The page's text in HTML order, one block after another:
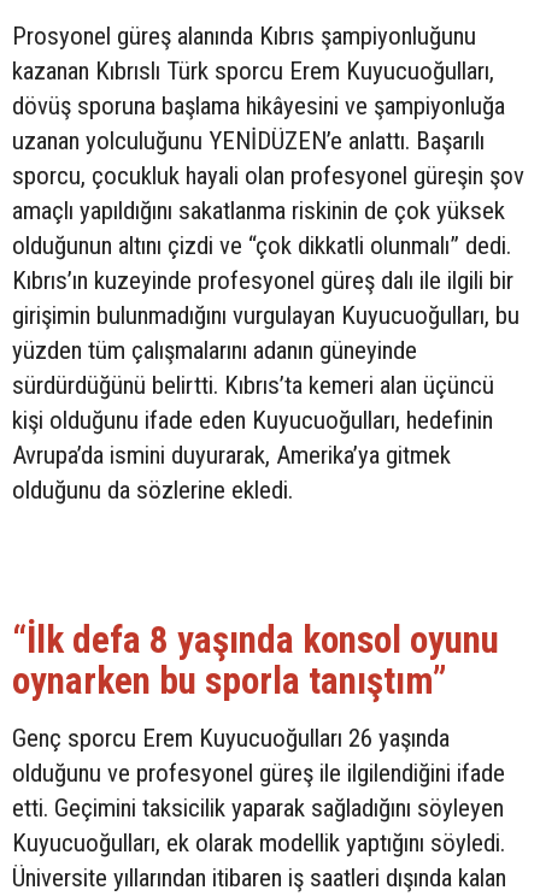
Prosyonel güreş alanında Kıbrıs şampiyonluğunu
kazanan Kıbrıslı Türk sporcu Erem Kuyucuoğulları,
dövüş sporuna başlama hikâyesini ve şampiyonluğa
uzanan yolculuğunu YENİDÜZEN’e anlattı. Başarılı
sporcu, çocukluk hayali olan profesyonel güreşin şov
amaçlı yapıldığını sakatlanma riskinin de çok yüksek
olduğunun altını çizdi ve “çok dikkatli olunmalı” dedi.
Kıbrıs’ın kuzeyinde profesyonel güreş dalı ile ilgili bir
girişimin bulunmadığını vurgulayan Kuyucuoğulları, bu
yüzden tüm çalışmalarını adanın güneyinde
sürdürdüğünü belirtti. Kıbrıs’ta kemeri alan üçüncü
kişi olduğunu ifade eden Kuyucuoğulları, hedefinin
Avrupa’da ismini duyurarak, Amerika’ya gitmek
olduğunu da sözlerine ekledi.
“İlk defa 8 yaşında konsol oyunu
oynarken bu sporla tanıştım”
Genç sporcu Erem Kuyucuoğulları 26 yaşında
olduğunu ve profesyonel güreş ile ilgilendiğini ifade
etti. Geçimini taksicilik yaparak sağladığını söyleyen
Kuyucuoğulları, ek olarak modellik yaptığını söyledi.
Üniversite yıllarından itibaren iş saatleri dışında kalan